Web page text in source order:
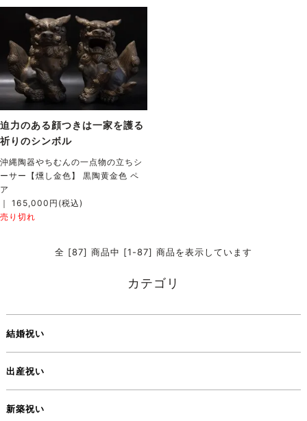
迫力のある顔つきは一家を護る
祈りのシンボル
沖縄陶器やちむんの一点物の立ちシ
ーサー【燻し金色】 黒陶黄金色 ペ
ア
｜ 165,000円(税込)
売り切れ
全 [87] 商品中 [1-87] 商品を表示しています
カテゴリ
結婚祝い
出産祝い
新築祝い